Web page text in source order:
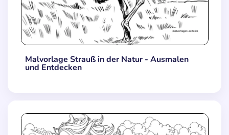
Malvorlage Strauß in der Natur - Ausmalen
und Entdecken